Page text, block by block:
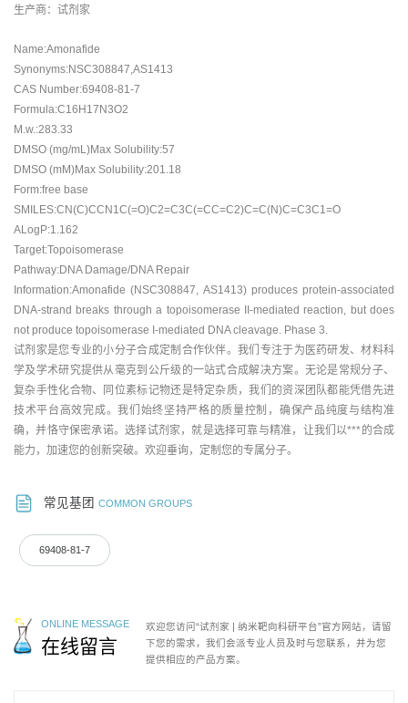
生产商：试剂家
Name:Amonafide
Synonyms:NSC308847,AS1413
CAS Number:69408-81-7
Formula:C16H17N3O2
M.w.:283.33
DMSO (mg/mL)Max Solubility:57
DMSO (mM)Max Solubility:201.18
Form:free base
SMILES:CN(C)CCN1C(=O)C2=C3C(=CC=C2)C=C(N)C=C3C1=O
ALogP:1.162
Target:Topoisomerase
Pathway:DNA Damage/DNA Repair
Information:Amonafide (NSC308847, AS1413) produces protein-associated
DNA-strand breaks through a topoisomerase II-mediated reaction, but does
not produce topoisomerase I-mediated DNA cleavage. Phase 3.
试剂家是您专业的小分子合成定制合作伙伴。我们专注于为医药研发、材料科
学及学术研究提供从毫克到公斤级的一站式合成解决方案。无论是常规分子、
复杂手性化合物、同位素标记物还是特定杂质，我们的资深团队都能凭借先进
技术平台高效完成。我们始终坚持严格的质量控制，确保产品纯度与结构准
确，并恪守保密承诺。选择试剂家，就是选择可靠与精准，让我们以***的合成
能力，加速您的创新突破。欢迎垂询，定制您的专属分子。
常见基团 COMMON GROUPS
69408-81-7
ONLINE MESSAGE
在线留言
欢迎您访问“试剂家 | 纳米靶向科研平台”官方网站，请留
下您的需求，我们会派专业人员及时与您联系，并为您
提供相应的产品方案。